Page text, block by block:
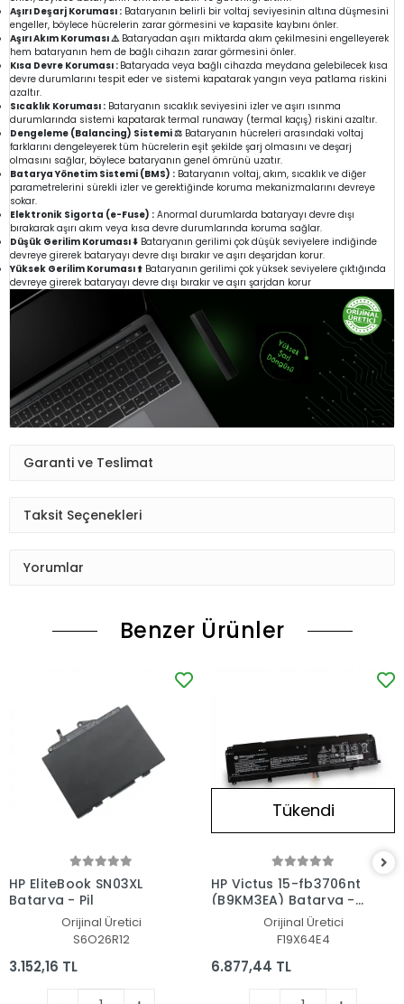
Aşırı Deşarj Koruması : Bataryanın belirli bir voltaj seviyesinin altına düşmesini
engeller, böylece hücrelerin zarar görmesini ve kapasite kaybını önler.
Aşırı Akım Koruması ⚠️Bataryadan aşırı miktarda akım çekilmesini engelleyerek
hem bataryanın hem de bağlı cihazın zarar görmesini önler.
Kısa Devre Koruması : Bataryada veya bağlı cihazda meydana gelebilecek kısa
devre durumlarını tespit eder ve sistemi kapatarak yangın veya patlama riskini
azaltır.
Sıcaklık Koruması : Bataryanın sıcaklık seviyesini izler ve aşırı ısınma
durumlarında sistemi kapatarak termal runaway (termal kaçış) riskini azaltır.
Dengeleme (Balancing) Sistemi ⚖️ Bataryanın hücreleri arasındaki voltaj
farklarını dengeleyerek tüm hücrelerin eşit şekilde şarj olmasını ve deşarj
olmasını sağlar, böylece bataryanın genel ömrünü uzatır.
Batarya Yönetim Sistemi (BMS) : Bataryanın voltaj, akım, sıcaklık ve diğer
parametrelerini sürekli izler ve gerektiğinde koruma mekanizmalarını devreye
sokar.
Elektronik Sigorta (e-Fuse) : Anormal durumlarda bataryayı devre dışı
bırakarak aşırı akım veya kısa devre durumlarında koruma sağlar.
Düşük Gerilim Koruması ⬇️ Bataryanın gerilimi çok düşük seviyelere indiğinde
devreye girerek bataryayı devre dışı bırakır ve aşırı deşarjdan korur.
Yüksek Gerilim Koruması ⬆️ Bataryanın gerilimi çok yüksek seviyelere çıktığında
devreye girerek bataryayı devre dışı bırakır ve aşırı şarjdan korur
Garanti ve Teslimat
Taksit Seçenekleri
Yorumlar
Benzer Ürünler
HP EliteBook SN03XL
Batarya - Pil
Orijinal Üretici
S6O26R12
3.152,16 TL
Tükendi
HP Victus 15-fb3706nt
(B9KM3EA) Batarya -
Orijinal Üretici
F19X64E4
6.877,44 TL